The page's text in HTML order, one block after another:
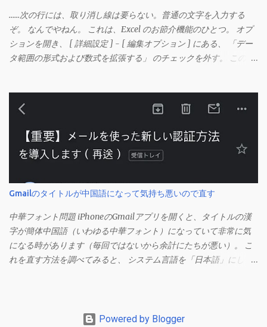
……次の行には、取り消し線は要らない。普通の文字を入力する
ぞ。 なんでやねん。 これは、Excel のお節介機能のひとつ。 オプ
ションを開き、 [ 詳細設定 ] - [ 編集オプション ] にある、 「デー
タ範囲の形式および数式を拡張する」 のチェックを外す。 この機
うです。 このオプションを解除して、他のセル（取り消し線の書
式がないセル）をコピーしてから、もう一度入力してみます。 今
度は大丈夫です。 Mac の場合、画面上部にあるメニューの
「Excel」をクリックして環境設定を開きます（「command + ,
（カンマ）」 でも開きます）。 「編集」を開きます。 「編集オプ
Gmailのタイトルが中国語になって気持ち悪いので直す
中華フォント問題 iPhoneのGmailアプリを開くと、タイトルの漢
字が簡体中国語（いわゆる中華フォント）になっていて非常に気
になる時があります（毎回ではないから余計にたちが悪い）。 こ
れを直す方法を調べてみると、 システム言語を「日本語」にしろ
い。 アプリのバグ？ で中華フォントを直す メール一覧からメニュ
Powered by Blogger